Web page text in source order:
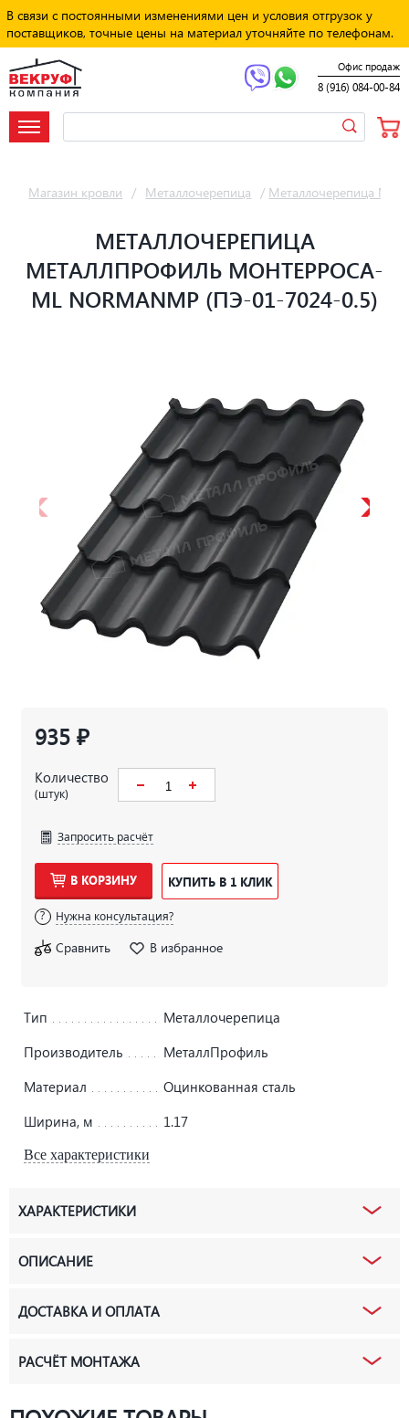
В связи с постоянными изменениями цен и условия отгрузок у
поставщиков, точные цены на материал уточняйте по телефонам.
Офис продаж
8 (916) 084-00-84
Магазин кровли / Металлочерепица / Металлочерепица
МЕТАЛЛОЧЕРЕПИЦА
МЕТАЛЛПРОФИЛЬ МОНТЕРРОСА-
ML NORMANMP (ПЭ-01-7024-0.5)
935 ₽
Количество
(штук)
Запросить расчёт
В КОРЗИНУ КУПИТЬ В 1 КЛИК
Нужна консультация?
Сравнить В избранное
Тип
Металлочерепица
Производитель
МеталлПрофиль
Материал
Оцинкованная сталь
Ширина, м
1.17
Все характеристики
ХАРАКТЕРИСТИКИ
ОПИСАНИЕ
ДОСТАВКА И ОПЛАТА
РАСЧЁТ МОНТАЖА